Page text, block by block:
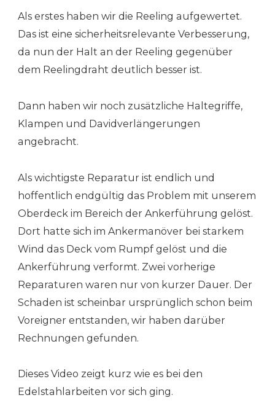
Als erstes haben wir die Reeling aufgewertet.
Das ist eine sicherheitsrelevante Verbesserung,
da nun der Halt an der Reeling gegenüber
dem Reelingdraht deutlich besser ist.
Dann haben wir noch zusätzliche Haltegriffe,
Klampen und Davidverlängerungen
angebracht.
Als wichtigste Reparatur ist endlich und
hoffentlich endgültig das Problem mit unserem
Oberdeck im Bereich der Ankerführung gelöst.
Dort hatte sich im Ankermanöver bei starkem
Wind das Deck vom Rumpf gelöst und die
Ankerführung verformt. Zwei vorherige
Reparaturen waren nur von kurzer Dauer. Der
Schaden ist scheinbar ursprünglich schon beim
Voreigner entstanden, wir haben darüber
Rechnungen gefunden.
Dieses Video zeigt kurz wie es bei den
Edelstahlarbeiten vor sich ging.